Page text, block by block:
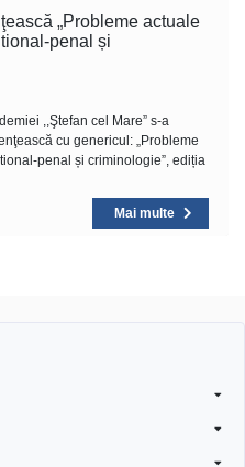
„Probleme actuale
penal și
,,Ştefan cel Mare” s-a
cu genericul: „Probleme
penal și criminologie”, ediția
Mai multe